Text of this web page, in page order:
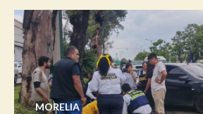
MORELIA